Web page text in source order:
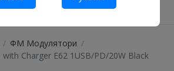
доставка Обмін та повернення
ФМ Модулятори
Charger E62 1USB/PD/20W Black